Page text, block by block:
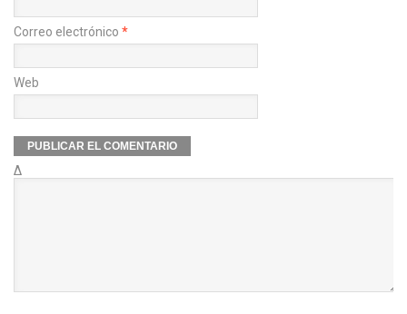
Correo electrónico *
Web
Δ